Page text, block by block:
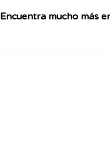
Encuentra mucho más